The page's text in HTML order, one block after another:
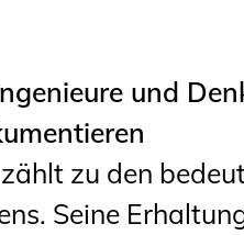
und
zu den
Seine